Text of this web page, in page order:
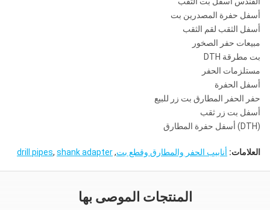
أسفل حفرة المصدرين بت
أسفل الثقب لقم الثقب
مبيعات حفر الصخور
بت مطرقة DTH
مستلزمات الحفر
أسفل الحفرة
حفر الحفر المطارق بت زر للبيع
أسفل بت زر ثقب
(DTH) أسفل حفرة المطارق
العلامات: أنابيب الحفر والمطارق وقطع بت,
drill pipes, shank adapter
المنتجات الموصى بها